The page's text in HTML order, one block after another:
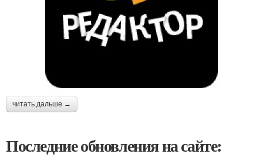
читать дальше →
Последние обновления на сайте: